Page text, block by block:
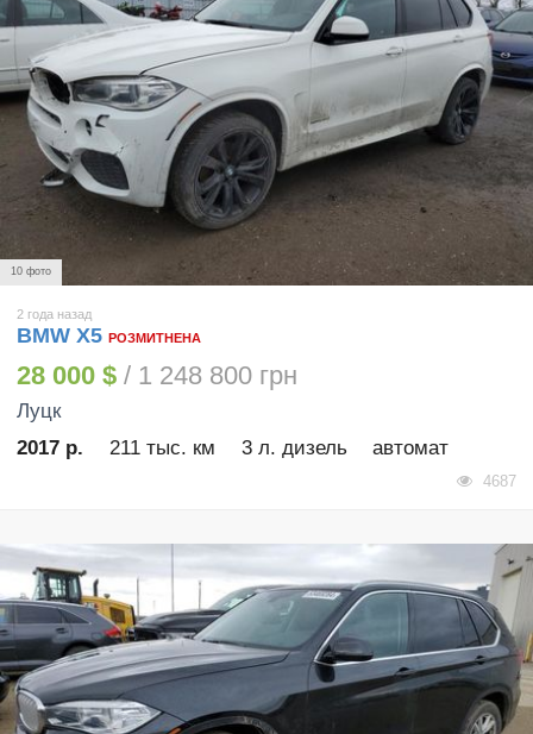
10 фото
2 года назад
BMW X5 РОЗМИТНЕНА
28 000 $ / 1 248 800 грн
Луцк
2017 р.
211 тыс. км 3 л. дизель автомат
4687